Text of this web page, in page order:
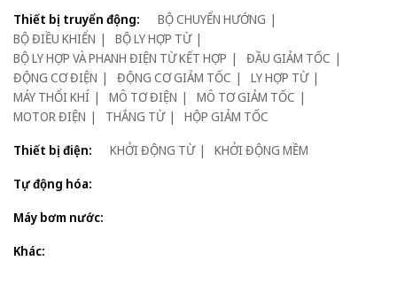
Thiết bị truyển động:
BỘ CHUYỂN HƯỚNG
BỘ ĐIỀU KHIỂN
BỘ LY HỢP TỪ
BỘ LY HỢP VÀ PHANH ĐIỆN TỪ KẾT HỢP
ĐẦU GIẢM TỐC
ĐỘNG CƠ ĐIỆN
ĐỘNG CƠ GIẢM TỐC
LY HỢP TỪ
MÁY THỔI KHÍ
MÔ TƠ ĐIỆN
MÔ TƠ GIẢM TỐC
MOTOR ĐIỆN
THẮNG TỪ
HỘP GIẢM TỐC
Thiết bị điện:
KHỞI ĐỘNG TỪ
KHỞI ĐỘNG MỀM
Tự động hóa:
Máy bơm nước:
Khác: